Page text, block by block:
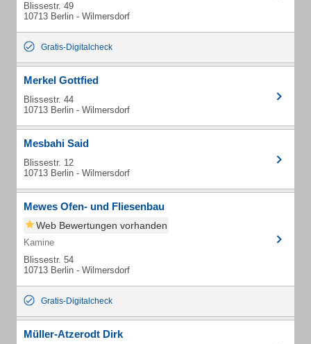
Blissestr. 49
10713 Berlin - Wilmersdorf
Gratis-Digitalcheck
Merkel Gottfied
Blissestr. 44
10713 Berlin - Wilmersdorf
Mesbahi Said
Blissestr. 12
10713 Berlin - Wilmersdorf
Mewes Ofen- und Fliesenbau
Web Bewertungen vorhanden
Kamine
Blissestr. 54
10713 Berlin - Wilmersdorf
Gratis-Digitalcheck
Müller-Atzerodt Dirk